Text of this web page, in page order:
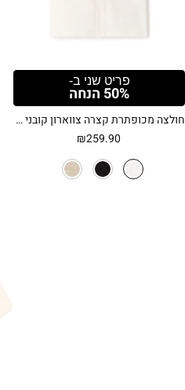
פריט שני ב-
50% הנחה
חולצה מכופתרת קצרה צווארון קובני וטקסטורה ייחודית – שחור
₪259.90